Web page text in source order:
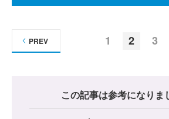
1 2 3
PREV
この記事は参考になりま